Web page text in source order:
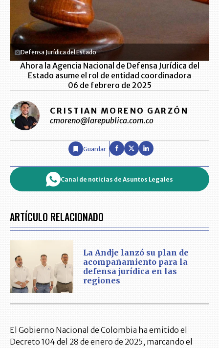
Defensa Jurídica del Estado
Ahora la Agencia Nacional de Defensa Jurídica del
Estado asume el rol de entidad coordinadora
06 de febrero de 2025
CRISTIAN MORENO GARZÓN
cmoreno@larepublica.com.co
Guardar
Canal de noticias de Asuntos Legales
ARTÍCULO RELACIONADO
La Andje lanzó su plan de
acompañamiento para la
defensa jurídica en las
regiones
El Gobierno Nacional de Colombia ha emitido el
Decreto 104 del 28 de enero de 2025, marcando el